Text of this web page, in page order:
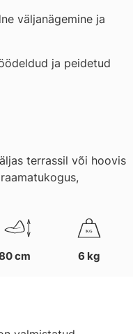
väljanägemine ja
ja peidetud
terrassil või hoovis
cm
KG
6 kg